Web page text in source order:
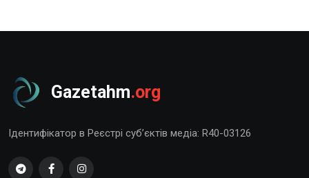
Gazetahm.org
Ідентифікатор в Реєстрі суб’єктів медіа: R40-03126